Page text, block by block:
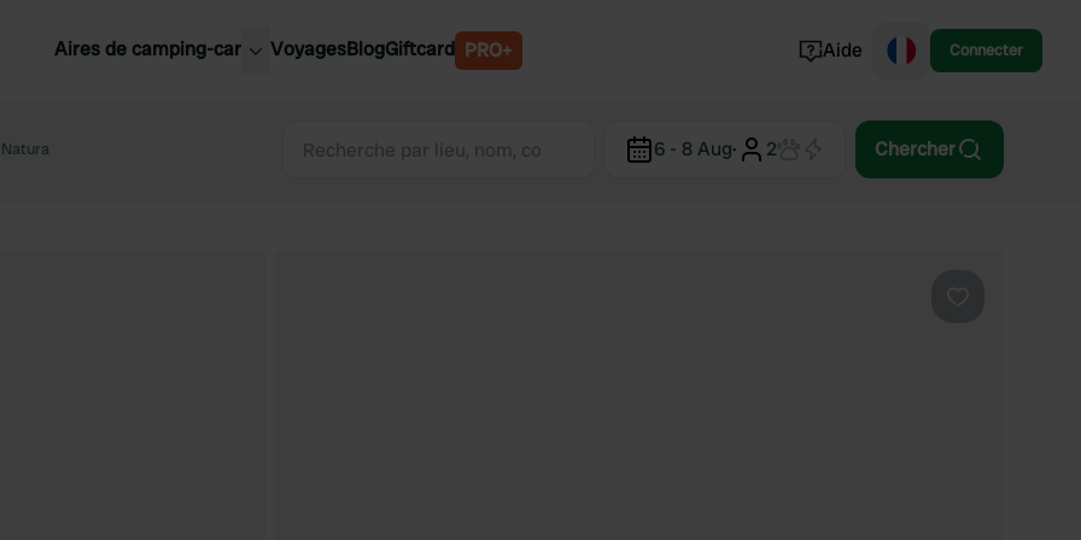
Aires de camping-car
Slovénie
VoyagesBlogGiftcard PRO+ Aide Connecter
6 - 8 Aug· 2 Chercher